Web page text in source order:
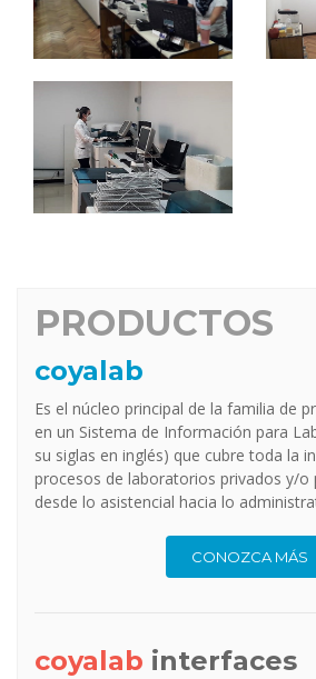
PRODUCTOS
coyalab
Es el núcleo principal de la familia de
en un Sistema de Información para
su siglas en inglés) que cubre toda la
procesos de laboratorios privados y/o
desde lo asistencial hacia lo
CONOZCA MÁS
coyalab interfaces